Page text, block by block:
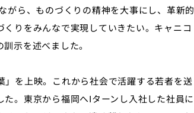
がら、ものづくりの精神を大事にし、革新的
りをみんなで実現していきたい。キャニコ
示を述べました。
を上映。これから社会で活躍する若者を送
。東京から福岡へIターンし入社した社員に